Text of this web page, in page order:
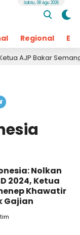
Regional
Sabtu, 08 Agu 2026
Bakar Semangat
Nolkan
2024, Ketua
Khawatir
Gajian